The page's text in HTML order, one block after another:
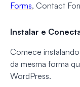
Forms, Contact
Instalar e
Comece
da mesma forma
WordPress.